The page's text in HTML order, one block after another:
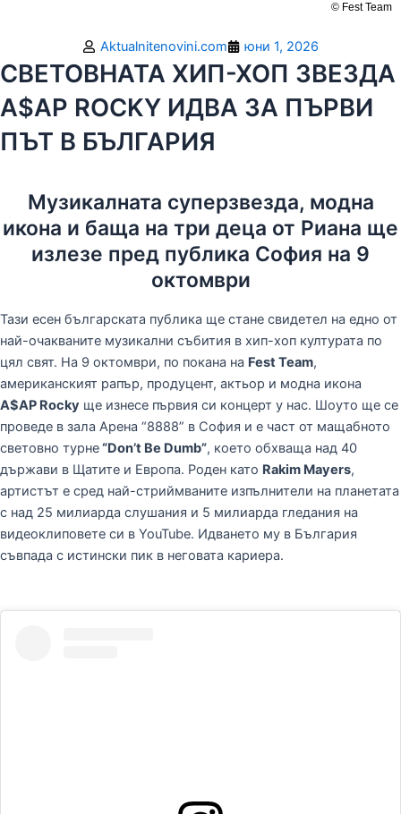
© Fest Team
Aktualnitenovini.com юни 1, 2026
СВЕТОВНАТА ХИП-ХОП ЗВЕЗДА
A$AP ROCKY ИДВА ЗА ПЪРВИ
ПЪТ В БЪЛГАРИЯ
Музикалната суперзвезда, модна
икона и баща на три деца от Риана ще
излезе пред публика София на 9
октомври
Тази есен българската публика ще стане свидетел на едно от
най-очакваните музикални събития в хип-хоп културата по
цял свят. На 9 октомври, по покана на Fest Team,
американският рапър, продуцент, актьор и модна икона
A$AP Rocky ще изнесе първия си концерт у нас. Шоуто ще се
проведе в зала Арена “8888” в София и е част от мащабното
световно турне“Don’t Be Dumb”, което обхваща над 40
държави в Щатите и Европа. Роден като Rakim Mayers,
артистът е сред най-стриймваните изпълнители на планетата
с над 25 милиарда слушания и 5 милиарда гледания на
видеоклиповете си в YouTube. Идването му в България
съвпада с истински пик в неговата кариера.